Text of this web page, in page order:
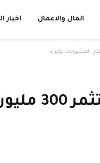
المال والاعمال اخبار